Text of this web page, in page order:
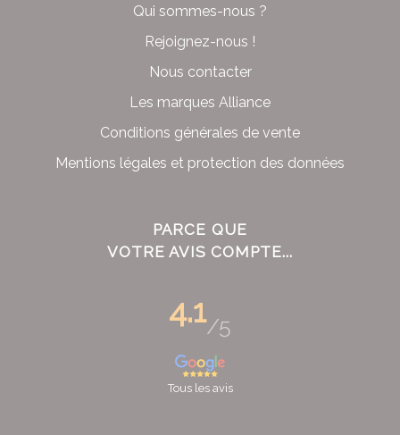
Qui sommes-nous ?
Rejoignez-nous !
Nous contacter
Les marques Alliance
Conditions générales de vente
Mentions légales et protection des données
PARCE QUE
VOTRE AVIS COMPTE...
4.1/5
Tous les avis